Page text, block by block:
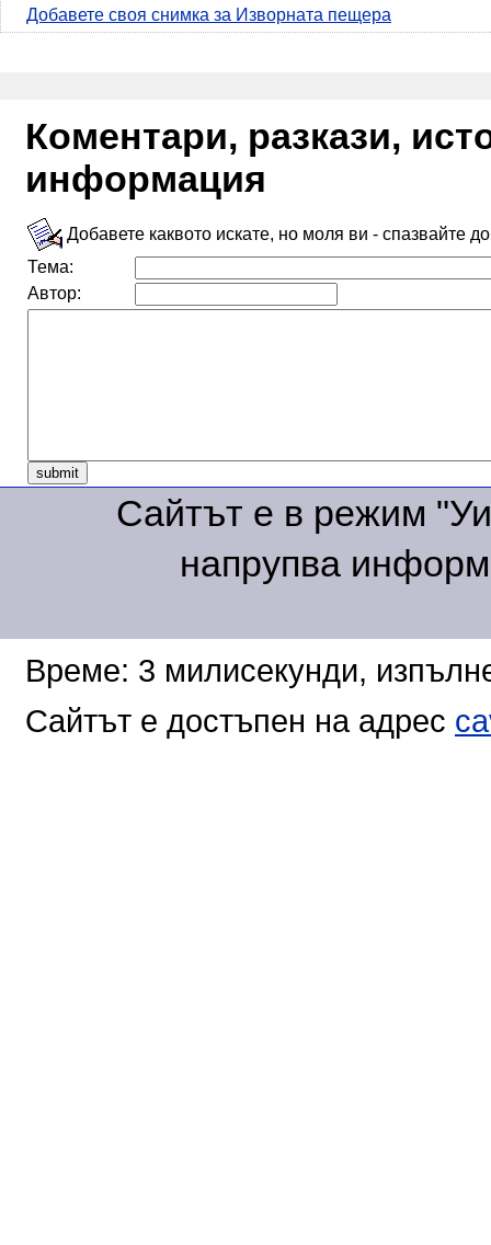
Добавете своя снимка за Изворната пещера
Коментари, разкази,
информация
Добавете каквото искате, но моля ви - спазвайте
Тема:
Автор:
Сайтът е в режим
напрупва
Време: 3 милисекунди,
Сайтът е достъпен на адрес